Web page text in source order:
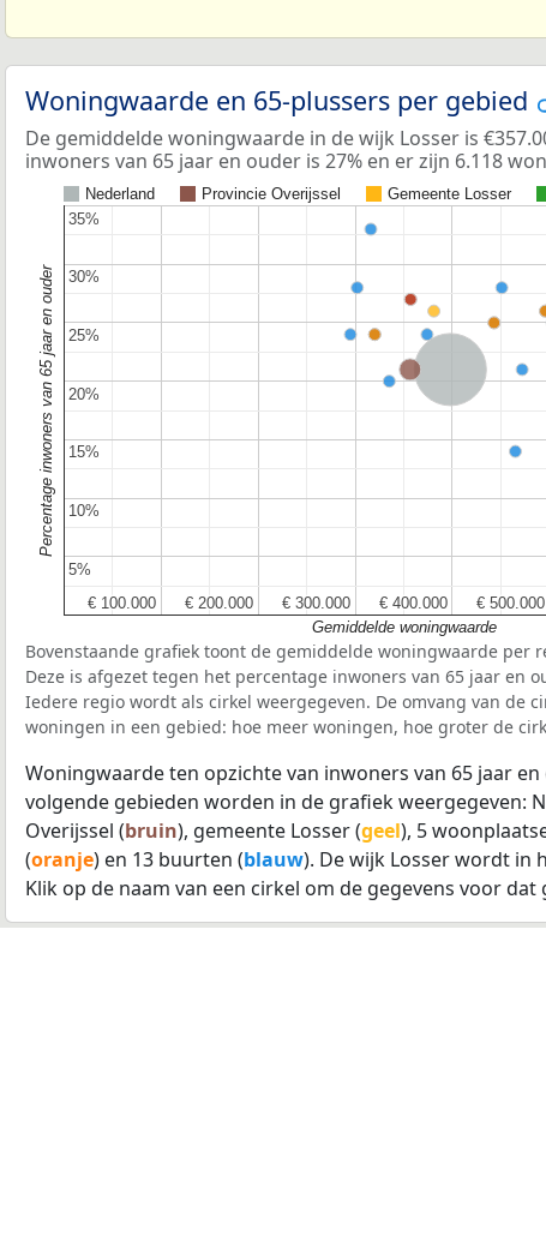
Woningwaarde en 65-plussers per gebied
De gemiddelde woningwaarde in de wijk Losser is
inwoners van 65 jaar en ouder is 27% en er zijn 6.118
Nederland Provincie Overijssel Gemeente Losser
Nederland
€ 100.000
€ 100.000 € 200.000
€ 200.000 € 300.000
€ 300.000 € 400.000
€ 400.000 € 500.000
€ 500.000
5%
5%
10%
10%
15%
15%
20%
20%
25%
25%
30%
30%
35%
35%
Gemiddelde woningwaarde
Percentage inwoners van 65 jaar en ouder
Bovenstaande grafiek toont de gemiddelde woningwaarde per
Deze is afgezet tegen het percentage inwoners van 65 jaar en
Iedere regio wordt als cirkel weergegeven. De omvang van de
woningen in een gebied: hoe meer woningen, hoe groter de
Woningwaarde ten opzichte van inwoners van 65 jaar
volgende gebieden worden in de grafiek weergegeven:
Overijssel (bruin), gemeente Losser (geel), 5
(oranje) en 13 buurten (blauw). De wijk Losser wordt in
Klik op de naam van een cirkel om de gegevens voor dat